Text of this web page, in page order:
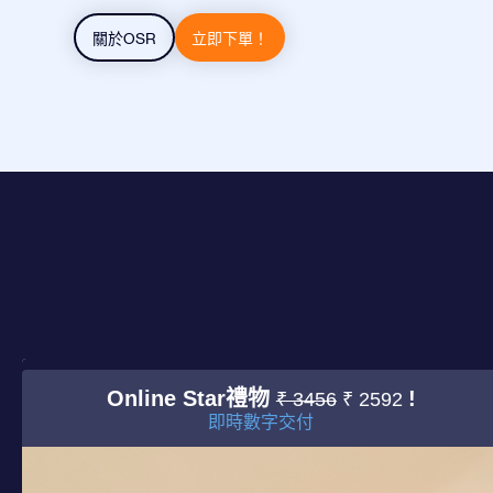
關於OSR 立即下單！
Online Star禮物₹ 3456 ₹ 2592 !
即時數字交付